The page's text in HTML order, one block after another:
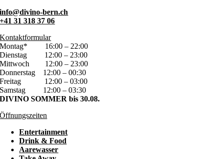
info@divino-bern.ch
+41 31 318 37 06
Kontaktformular
Montag*
16:00 – 22:00
Dienstag
12:00 – 23:00
Mittwoch
12:00 – 23:00
Donnerstag
12:00 – 00:30
Freitag
12:00 – 03:00
Samstag
12:00 – 03:30
DIVINO SOMMER bis 30.08.
Öffnungszeiten
Entertainment
Drink & Food
Aarewasser